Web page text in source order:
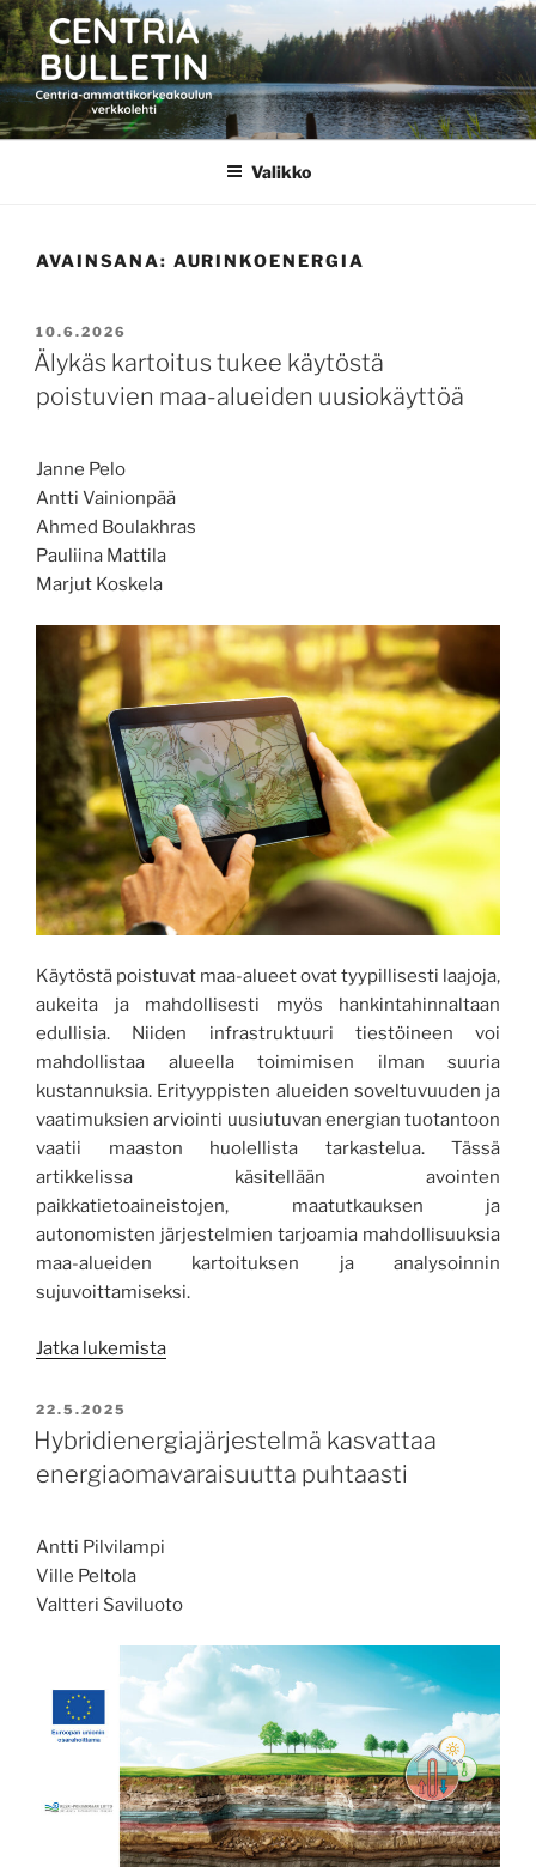
Siirry
sisältöön
CENTRIA BULLETIN
Valikko
AVAINSANA: AURINKOENERGIA
JULKAISTU
10.6.2026
Älykäs kartoitus tukee käytöstä
poistuvien maa-alueiden uusiokäyttöä
Janne Pelo
Antti Vainionpää
Ahmed Boulakhras
Pauliina Mattila
Marjut Koskela
Käytöstä poistuvat maa-alueet ovat tyypillisesti laajoja,
aukeita ja mahdollisesti myös hankintahinnaltaan
edullisia. Niiden infrastruktuuri tiestöineen voi
mahdollistaa alueella toimimisen ilman suuria
kustannuksia. Erityyppisten alueiden soveltuvuuden ja
vaatimuksien arviointi uusiutuvan energian tuotantoon
vaatii maaston huolellista tarkastelua. Tässä
artikkelissa käsitellään avointen
paikkatietoaineistojen, maatutkauksen ja
autonomisten järjestelmien tarjoamia mahdollisuuksia
maa-alueiden kartoituksen ja analysoinnin
sujuvoittamiseksi.
Jatka lukemista”Älykäs
käytöstä
poistuvien
maa-
JULKAISTU
22.5.2025
Hybridienergiajärjestelmä kasvattaa
energiaomavaraisuutta puhtaasti
Antti Pilvilampi
Ville Peltola
Valtteri Saviluoto